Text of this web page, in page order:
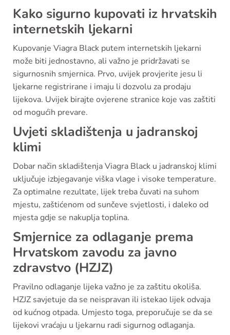
Kako sigurno kupovati iz hrvatskih
internetskih ljekarni
Kupovanje Viagra Black putem internetskih ljekarni
može biti jednostavno, ali važno je pridržavati se
sigurnosnih smjernica. Prvo, uvijek provjerite jesu li
ljekarne registrirane i imaju li dozvolu za prodaju
lijekova. Uvijek birajte ovjerene stranice koje vas zaštiti
od mogućih prevare.
Uvjeti skladištenja u jadranskoj
klimi
Dobar način skladištenja Viagra Black u jadranskoj klimi
uključuje izbjegavanje viška vlage i visoke temperature.
Za optimalne rezultate, lijek treba čuvati na suhom
mjestu, zaštićenom od sunčeve svjetlosti, i daleko od
mjesta gdje se nakuplja toplina.
Smjernice za odlaganje prema
Hrvatskom zavodu za javno
zdravstvo (HZJZ)
Pravilno odlaganje lijeka važno je za zaštitu okoliša.
HZJZ savjetuje da se neispravan ili istekao lijek odvaja
od kućnog otpada. Umjesto toga, preporučuje se da se
lijekovi vraćaju u ljekarnu radi sigurnog odlaganja.